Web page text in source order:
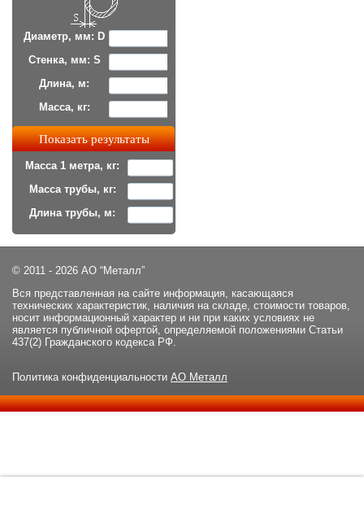
Диаметр, мм: D
Стенка, мм: S
Длина, м:
Масса, кг:
Масса 1 метра, кг:
Масса трубы, кг:
Длина трубы, м:
© 2011 - 2026 АО “Металл”
Вся представленная на сайте информация, касающаяся
технических характеристик, наличия на складе, стоимости товаров,
носит информационный характер и ни при каких условиях не
является публичной офертой, определяемой положениями Статьи
437(2) Гражданского кодекса РФ.
Политика конфиденциальности АО Металл